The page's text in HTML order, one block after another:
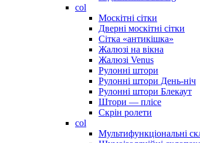
col
Москітні сітки
Дверні москітні сітки
Сітка «антикішка»
Жалюзі на вікна
Жалюзі Venus
Рулонні штори
Рулонні штори День-ніч
Рулонні штори Блекаут
Штори — плісе
Скрін ролети
col
Мультифункціональні